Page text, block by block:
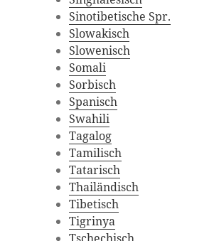
Sinotibetische Spr.
Slowakisch
Slowenisch
Somali
Sorbisch
Spanisch
Swahili
Tagalog
Tamilisch
Tatarisch
Thailändisch
Tibetisch
Tigrinya
Tschechisch